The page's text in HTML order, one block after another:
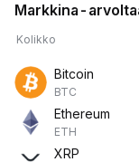
Markkina-
Kolikko
Bitcoin
BTC
Ethereum
ETH
XRP